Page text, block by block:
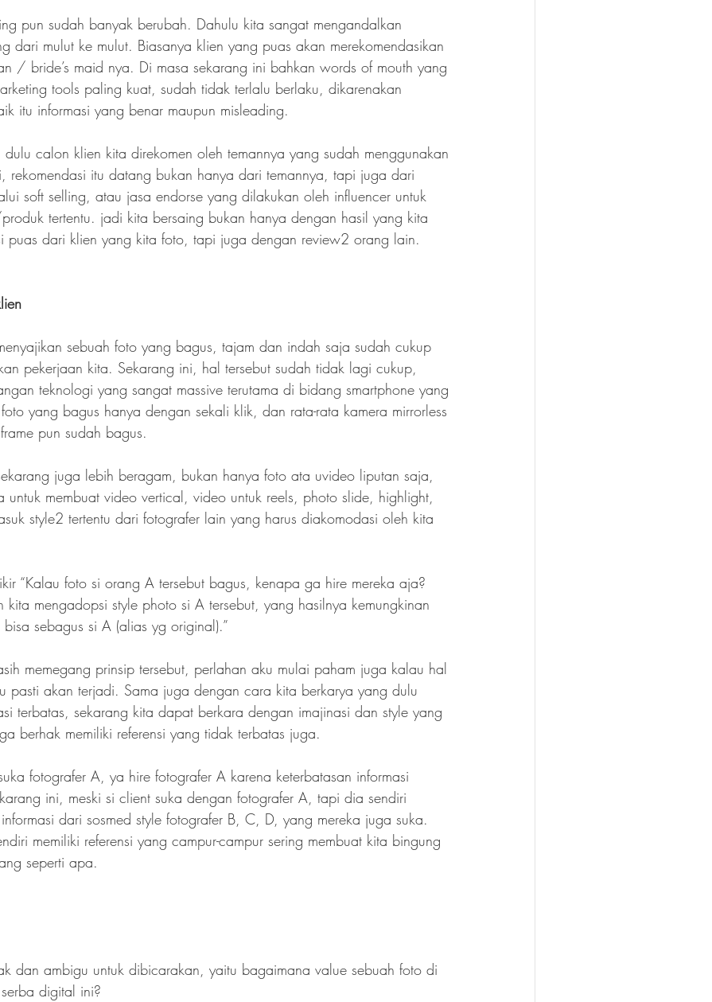
pun sudah banyak berubah. Dahulu kita sangat mengandalkan
dari mulut ke mulut. Biasanya klien yang puas akan merekomendasikan
/ bride’s maid nya. Di masa sekarang ini bahkan words of mouth yang
tools paling kuat, sudah tidak terlalu berlaku, dikarenakan
itu informasi yang benar maupun misleading.
calon klien kita direkomen oleh temannya yang sudah menggunakan
rekomendasi itu datang bukan hanya dari temannya, tapi juga dari
soft selling, atau jasa endorse yang dilakukan oleh influencer untuk
tertentu. jadi kita bersaing bukan hanya dengan hasil yang kita
puas dari klien yang kita foto, tapi juga dengan review2 orang lain.
sebuah foto yang bagus, tajam dan indah saja sudah cukup
pekerjaan kita. Sekarang ini, hal tersebut sudah tidak lagi cukup,
teknologi yang sangat massive terutama di bidang smartphone yang
yang bagus hanya dengan sekali klik, dan rata-rata kamera mirrorless
pun sudah bagus.
juga lebih beragam, bukan hanya foto ata uvideo liputan saja,
untuk membuat video vertical, video untuk reels, photo slide, highlight,
style2 tertentu dari fotografer lain yang harus diakomodasi oleh kita
“Kalau foto si orang A tersebut bagus, kenapa ga hire mereka aja?
kita mengadopsi style photo si A tersebut, yang hasilnya kemungkinan
sebagus si A (alias yg original).”
memegang prinsip tersebut, perlahan aku mulai paham juga kalau hal
pasti akan terjadi. Sama juga dengan cara kita berkarya yang dulu
terbatas, sekarang kita dapat berkara dengan imajinasi dan style yang
berhak memiliki referensi yang tidak terbatas juga.
fotografer A, ya hire fotografer A karena keterbatasan informasi
ini, meski si client suka dengan fotografer A, tapi dia sendiri
dari sosmed style fotografer B, C, D, yang mereka juga suka.
memiliki referensi yang campur-campur sering membuat kita bingung
seperti apa.
dan ambigu untuk dibicarakan, yaitu bagaimana value sebuah foto di
digital ini?